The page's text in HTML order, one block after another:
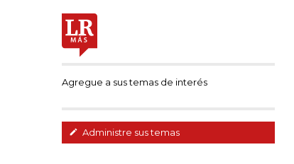
Agregue a sus temas de interés
Administre sus temas